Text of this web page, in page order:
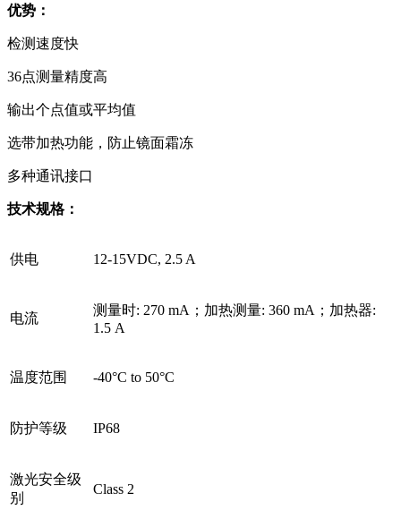
优势：
检测速度快
36点测量精度高
输出个点值或平均值
选带加热功能，防止镜面霜冻
多种通讯接口
技术规格：
供电 12-15VDC, 2.5 A
电流
测量时: 270 mA；加热测量: 360 mA；加热器:
1.5 A
温度范围 -40°C to 50°C
防护等级 IP68
激光安全级
别
Class 2